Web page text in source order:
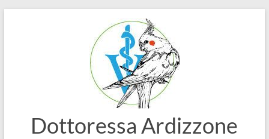
Dottoressa Ardizzone